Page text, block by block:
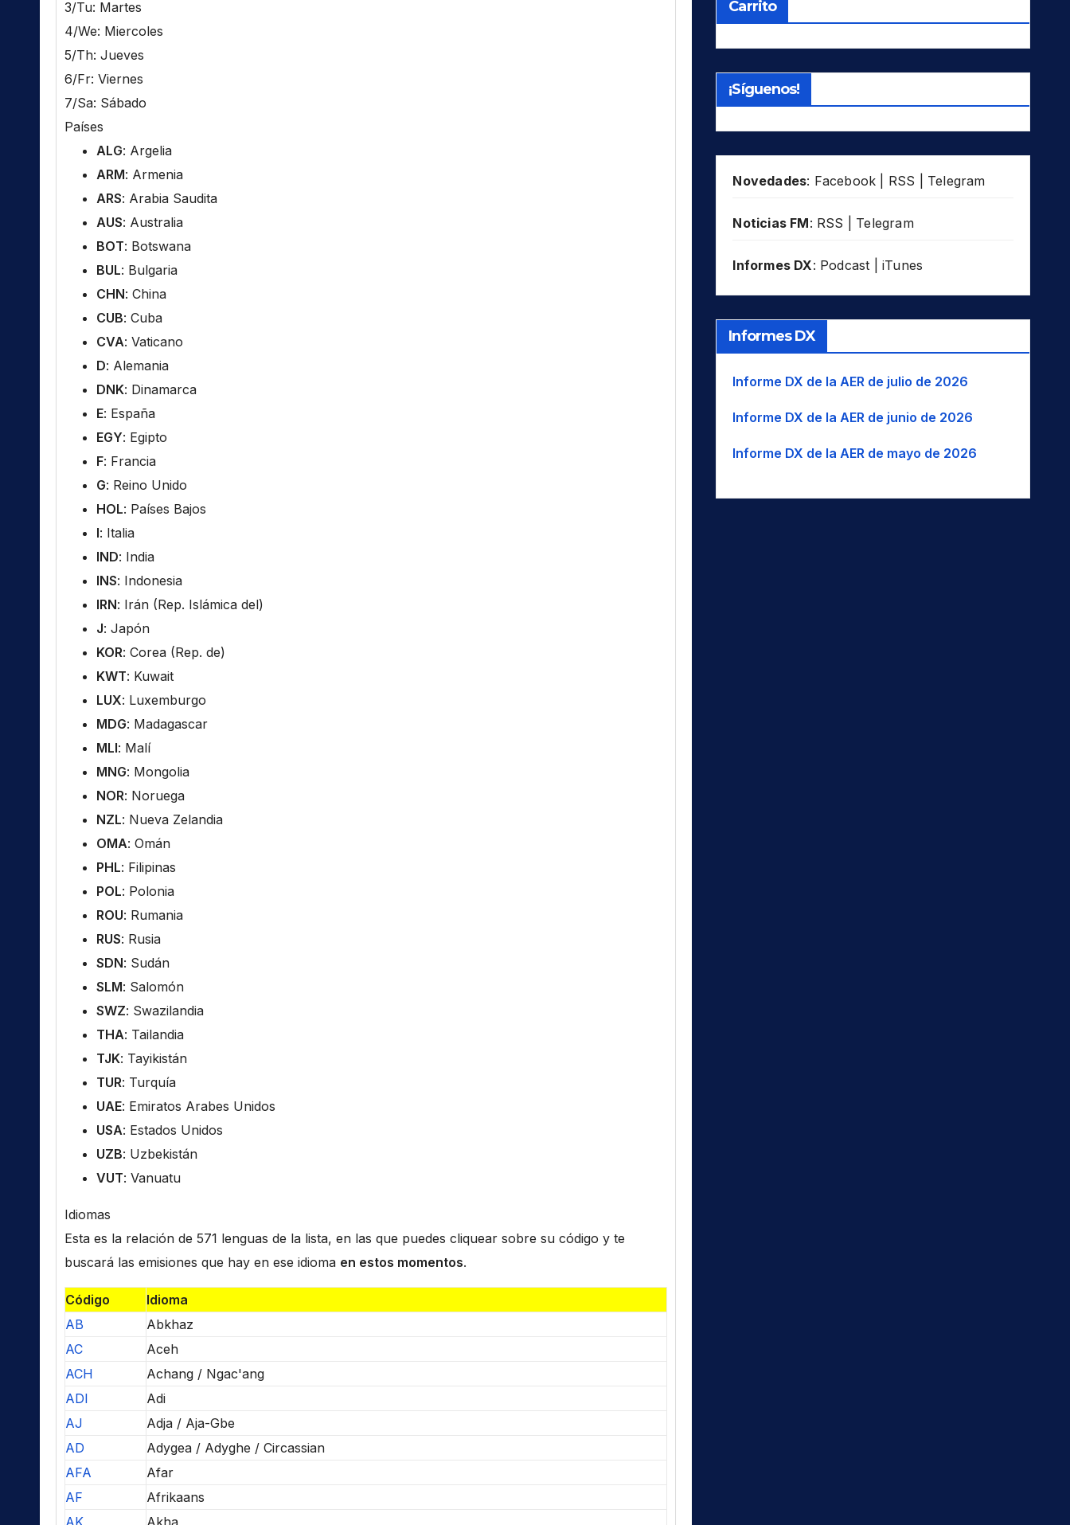
3/Tu: Martes
4/We: Miercoles
5/Th: Jueves
6/Fr: Viernes
7/Sa: Sábado
Países
ALG: Argelia
ARM: Armenia
ARS: Arabia Saudita
AUS: Australia
BOT: Botswana
BUL: Bulgaria
CHN: China
CUB: Cuba
CVA: Vaticano
D: Alemania
DNK: Dinamarca
E: España
EGY: Egipto
F: Francia
G: Reino Unido
HOL: Países Bajos
I: Italia
IND: India
INS: Indonesia
IRN: Irán (Rep. Islámica del)
J: Japón
KOR: Corea (Rep. de)
KWT: Kuwait
LUX: Luxemburgo
MDG: Madagascar
MLI: Malí
MNG: Mongolia
NOR: Noruega
NZL: Nueva Zelandia
OMA: Omán
PHL: Filipinas
POL: Polonia
ROU: Rumania
RUS: Rusia
SDN: Sudán
SLM: Salomón
SWZ: Swazilandia
THA: Tailandia
TJK: Tayikistán
TUR: Turquía
UAE: Emiratos Arabes Unidos
USA: Estados Unidos
UZB: Uzbekistán
VUT: Vanuatu
Idiomas
Esta es la relación de 571 lenguas de la lista, en las que puedes cliquear sobre su código y te
buscará las emisiones que hay en ese idioma en estos momentos.
Código
Idioma
AB
Abkhaz
AC
Aceh
ACH
Achang / Ngac'ang
ADI
Adi
AJ
Adja / Aja-Gbe
AD
Adygea / Adyghe / Circassian
AFA
Afar
AF
Afrikaans
Carrito
¡Síguenos!
Novedades: Facebook RSS Telegram
Noticias FM: RSS Telegram
Informes DX: Podcast iTunes
Informes DX
Informe DX de la AER de julio de 2026
Informe DX de la AER de junio de 2026
Informe DX de la AER de mayo de 2026